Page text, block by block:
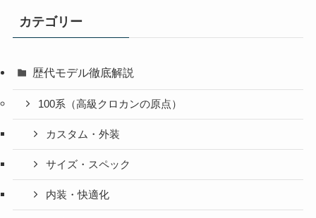
カテゴリー
歴代モデル徹底解説
100系（高級クロカンの原点）
カスタム・外装
サイズ・スペック
内装・快適化